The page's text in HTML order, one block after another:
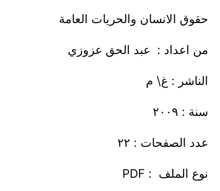
حقوق الانسان والحريات العامة
من اعداد : عبد الحق عزوزي
الناشر : غ\ م
سنة : ٢٠٠٩
عدد الصفحات : ٢٢
نوع الملف : PDF